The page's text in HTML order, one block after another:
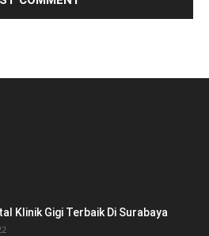
Klinik Gigi Terbaik Di Surabaya